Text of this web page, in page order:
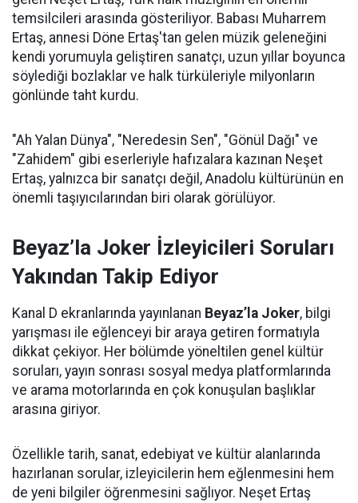
temsilcileri arasında gösteriliyor. Babası Muharrem
Ertaş, annesi Döne Ertaş'tan gelen müzik geleneğini
kendi yorumuyla geliştiren sanatçı, uzun yıllar boyunca
söylediği bozlaklar ve halk türküleriyle milyonların
gönlünde taht kurdu.
"Ah Yalan Dünya", "Neredesin Sen", "Gönül Dağı" ve
"Zahidem" gibi eserleriyle hafızalara kazınan Neşet
Ertaş, yalnızca bir sanatçı değil, Anadolu kültürünün en
önemli taşıyıcılarından biri olarak görülüyor.
Beyaz’la Joker İzleyicileri Soruları
Yakından Takip Ediyor
Kanal D ekranlarında yayınlanan Beyaz’la Joker, bilgi
yarışması ile eğlenceyi bir araya getiren formatıyla
dikkat çekiyor. Her bölümde yöneltilen genel kültür
soruları, yayın sonrası sosyal medya platformlarında
ve arama motorlarında en çok konuşulan başlıklar
arasına giriyor.
Özellikle tarih, sanat, edebiyat ve kültür alanlarında
hazırlanan sorular, izleyicilerin hem eğlenmesini hem
de yeni bilgiler öğrenmesini sağlıyor. Neşet Ertaş